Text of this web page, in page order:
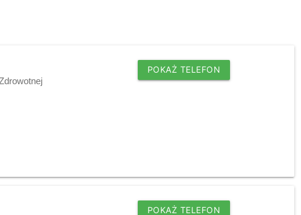
POKAŻ TELEFON
POKAŻ TELEFON